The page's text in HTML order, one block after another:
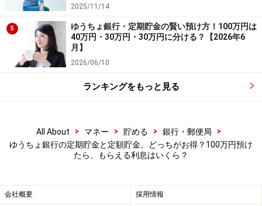
なっています。
【定期貯金】
・3年：金利0.35％・半年複利……約8404円
・5年：金利0.4％・半年複利……約1万6081円
・3年：金利0.32％・半年複利……約7681円
・5年：金利0.32％・半年複利……約1万2842円
2025/11/14
5
ゆうちょ銀行・定期貯金の賢い預け方！100万円は
40万円・30万円・30万円に分ける？【2026年6
月】
2026/06/10
ランキングをもっと見る
All About > マネー > 貯める > 銀行・郵便局
>
ゆうちょ銀行の定期貯金と定額貯金、どっちがお得？100万円預け
たら、もらえる利息はいくら？
会社概要 採用情報